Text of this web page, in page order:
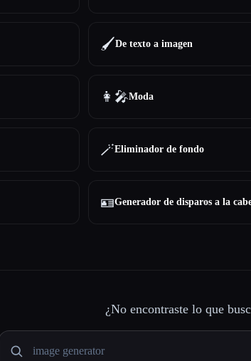
🖌️De texto a imagen
👩‍🎤Moda
🪄Eliminador de fondo
🪪Generador de disparos a la
¿No encontraste lo que